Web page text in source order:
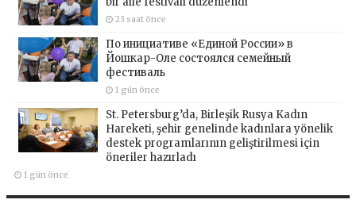
23 saat önce
По инициативе «Единой России» в
Йошкар-Оле состоялся семейный
фестиваль
1 gün önce
St. Petersburg’da, Birleşik Rusya Kadın
Hareketi, şehir genelinde kadınlara yönelik
destek programlarının geliştirilmesi için
öneriler hazırladı
1 gün önce